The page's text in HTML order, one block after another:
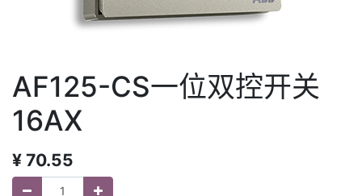
AF125-CS一位双控开关
16AX
¥ 70.55